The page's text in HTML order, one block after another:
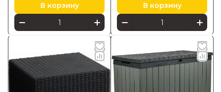
В корзину В корзину